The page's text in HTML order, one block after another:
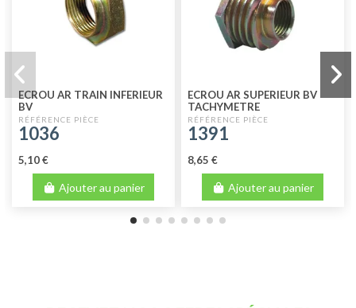
ECROU AR TRAIN INFERIEUR
BV
1036
5,10 €
Ajouter au panier
ECROU AR SUPERIEUR BV
TACHYMETRE
1391
8,65 €
Ajouter au panier